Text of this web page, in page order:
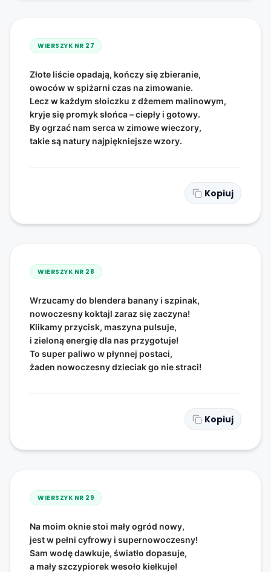
WIERSZYK NR 27
Złote liście opadają, kończy się zbieranie,
owoców w spiżarni czas na zimowanie.
Lecz w każdym słoiczku z dżemem malinowym,
kryje się promyk słońca – ciepły i gotowy.
By ogrzać nam serca w zimowe wieczory,
takie są natury najpiękniejsze wzory.
Kopiuj
WIERSZYK NR 28
Wrzucamy do blendera banany i szpinak,
nowoczesny koktajl zaraz się zaczyna!
Klikamy przycisk, maszyna pulsuje,
i zieloną energię dla nas przygotuje!
To super paliwo w płynnej postaci,
żaden nowoczesny dzieciak go nie straci!
Kopiuj
WIERSZYK NR 29
Na moim oknie stoi mały ogród nowy,
jest w pełni cyfrowy i supernowoczesny!
Sam wodę dawkuje, światło dopasuje,
a mały szczypiorek wesoło kiełkuje!